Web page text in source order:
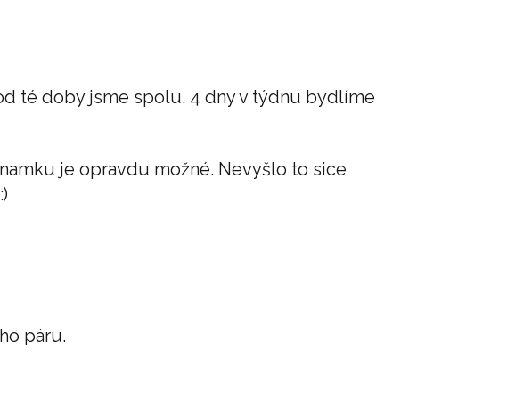
té doby jsme spolu. 4 dny v týdnu bydlíme
je opravdu možné. Nevyšlo to sice
páru.